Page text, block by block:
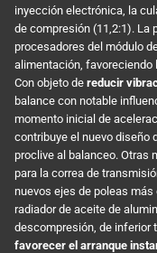
inyección electrónica, la
de compresión (11,2:1). La
procesadores del módulo
alimentación, favoreciendo
Con objeto de reducir
balance con notable
momento inicial de
contribuye el nuevo diseño
proclive al balanceo. Otras
para la correa de
nuevos ejes de poleas
radiador de aceite de
descompresión, de inferior
favorecer el arranque